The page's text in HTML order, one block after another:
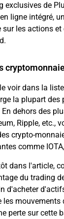
exclusives de
ligne intégré,
sur les actions
voir dans la
la plupart des
dehors des
, Ripple, etc.,
crypto-
comme
dans l'article,
du trading
d'acheter
mouvements
perte sur cette